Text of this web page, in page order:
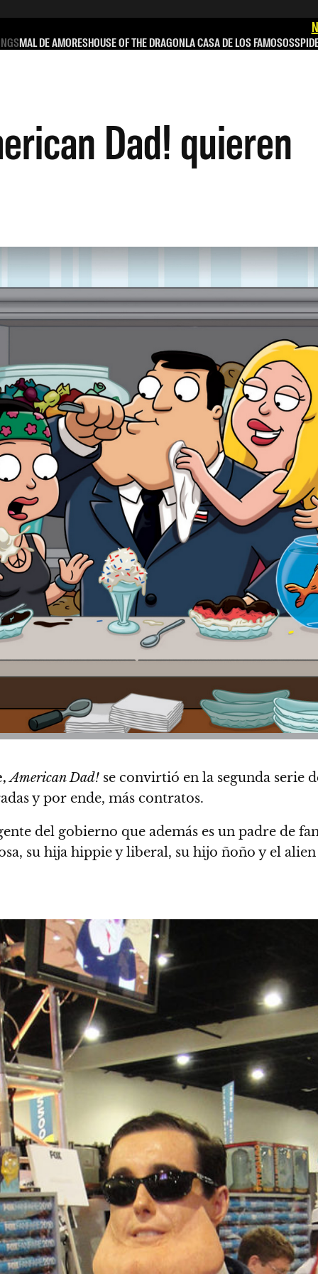
MAL DE AMORESHOUSE OF THE DRAGONLA CASA DE LOS FAMOSOS
Dad! quieren
American Dad! se convirtió en la segunda serie
y por ende, más contratos.
del gobierno que además es un padre de
su hija hippie y liberal, su hijo ñoño y el